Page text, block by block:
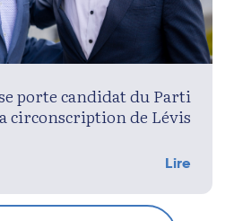
porte candidat du Parti
circonscription de Lévis
Lire